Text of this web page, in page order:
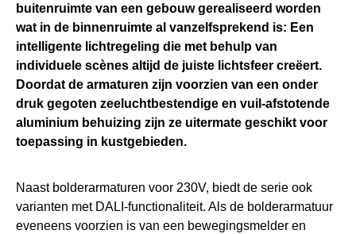
buitenruimte van een gebouw gerealiseerd worden
wat in de binnenruimte al vanzelfsprekend is: Een
intelligente lichtregeling die met behulp van
individuele scènes altijd de juiste lichtsfeer creëert.
Doordat de armaturen zijn voorzien van een onder
druk gegoten zeeluchtbestendige en vuil-afstotende
aluminium behuizing zijn ze uitermate geschikt voor
toepassing in kustgebieden.
Naast bolderarmaturen voor 230V, biedt de serie ook
varianten met DALI-functionaliteit. Als de bolderarmatuur
eveneens voorzien is van een bewegingsmelder en